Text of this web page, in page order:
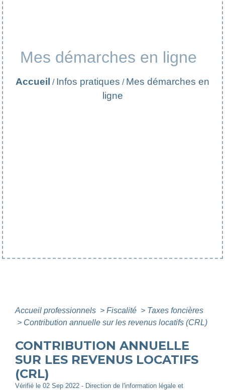
Mes démarches en ligne
Accueil / Infos pratiques / Mes démarches en
ligne
Accueil professionnels > Fiscalité > Taxes foncières
> Contribution annuelle sur les revenus locatifs (CRL)
CONTRIBUTION ANNUELLE
SUR LES REVENUS LOCATIFS
(CRL)
Vérifié le 02 Sep 2022 - Direction de l'information légale et